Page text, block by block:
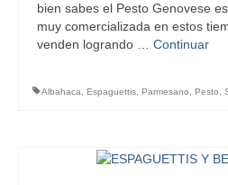
bien sabes el Pesto Genovese
muy comercializada en estos
venden logrando … Continuar
Albahaca, Espaguettis, Parmesano, Pesto,